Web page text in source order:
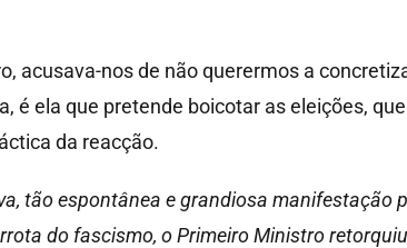
acusava-nos de não querermos a
é ela que pretende boicotar as eleições,
da reacção.
tão espontânea e grandiosa
do fascismo, o Primeiro Ministro